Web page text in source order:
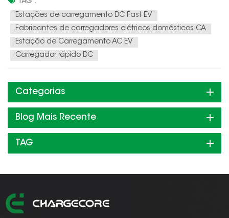
para carregar a bateria do carro. O carregamento CA é
frequentemente usado par...
TAG :
Estações de carregamento DC Fast EV
Fabricantes de carregadores elétricos domésticos CA
Estação de Carregamento AC EV
Carregador rápido DC
Categorias
Blog Mais Recente
TAG